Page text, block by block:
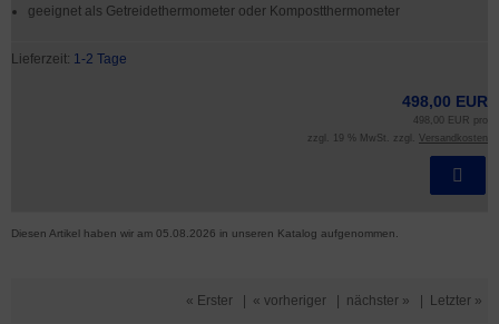
geeignet als Getreidethermometer oder Kompostthermometer
Lieferzeit: 1-2 Tage
498,00 EUR
498,00 EUR pro
zzgl. 19 % MwSt. zzgl. Versandkosten
Diesen Artikel haben wir am 05.08.2026 in unseren Katalog aufgenommen.
« Erster « vorheriger nächster » Letzter »